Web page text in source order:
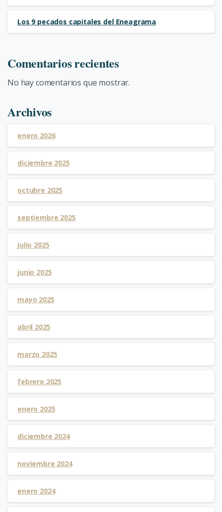
Los 9 pecados capitales del Eneagrama
Comentarios recientes
No hay comentarios que mostrar.
Archivos
enero 2026
diciembre 2025
octubre 2025
septiembre 2025
julio 2025
junio 2025
mayo 2025
abril 2025
marzo 2025
febrero 2025
enero 2025
diciembre 2024
noviembre 2024
enero 2024